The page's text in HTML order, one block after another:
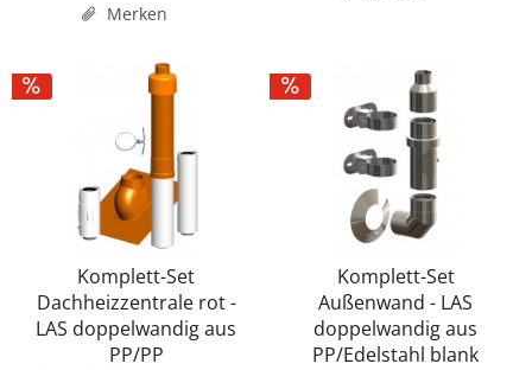
Merken
Komplett-Set
Dachheizzentrale rot -
LAS doppelwandig aus
PP/PP
Komplett-Set
Außenwand - LAS
doppelwandig aus
PP/Edelstahl blank